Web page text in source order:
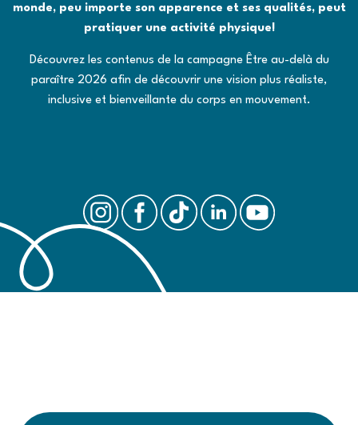
monde, peu importe son apparence et ses qualités, peut
pratiquer une activité physique!
Découvrez les contenus de la campagne Être au-delà du
paraître 2026 afin de découvrir une vision plus réaliste,
inclusive et bienveillante du corps en mouvement.